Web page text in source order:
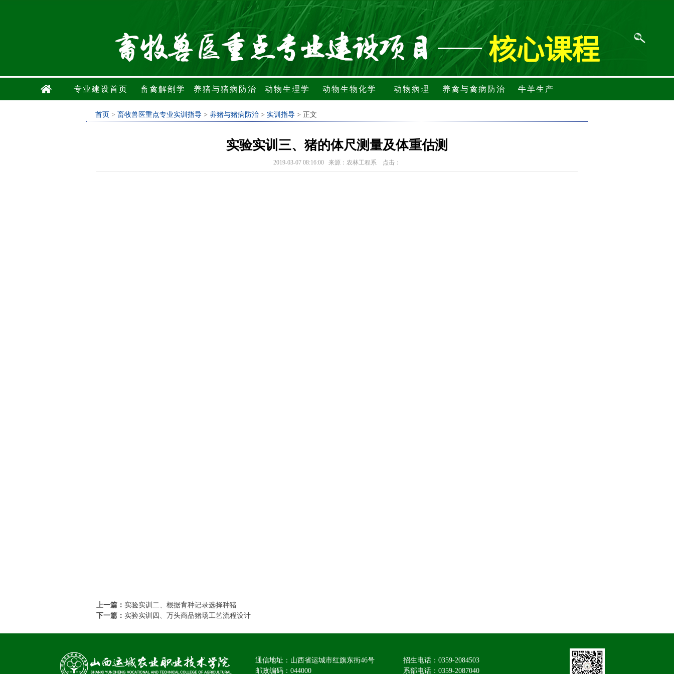
专业建设首页 畜禽解剖学 养猪与猪病防治 动物生理学 动物生物化学 动物病理 养禽与禽病防治 牛羊生产
首页 > 畜牧兽医重点专业实训指导 > 养猪与猪病防治 > 实训指导 > 正文
实验实训三、猪的体尺测量及体重估测
2019-03-07 08:16:00 来源：农林工程系 点击：
上一篇： 实验实训二、根据育种记录选择种猪
下一篇： 实验实训四、万头商品猪场工艺流程设计
通信地址：山西省运城市红旗东街46号
邮政编码：044000
招生电话：0359-2084503
系部电话：0359-2087040